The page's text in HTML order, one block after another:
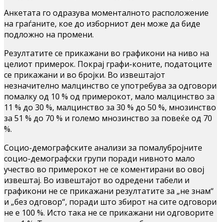
Анкетата го одразува моменталното расположение
на граѓаните, кое до изборниот ден може да биде
подложно на промени.
Резултатите се прикажани во графикони на ниво на
целиот примерок. Покрај графи-коните, податоците
се прикажани и во бројки. Во извештајот
незначително малцинство се употребува за одговори
помалку од 10 % од примерокот, мало малцинство за
11 % до 30 %, малцинство за 30 % до 50 %, мнозинство
за 51 % до 70 % и големо мнозинство за повеќе од 70
%.
Социо-демографските анализи за помалубројните
социо-демографски групи поради нивното мало
учество во примерокот не се коментирани во овој
извештај. Во извештајот во одредени табели и
графикони не се прикажани резултатите за „не знам“
и „без одговор“, поради што збирот на сите одговори
не е 100 %. Исто така не се прикажани ни одговорите